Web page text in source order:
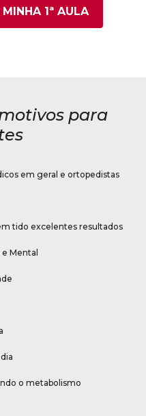
1ª AULA
para
em geral e ortopedistas
tido excelentes resultados
Mental
o metabolismo